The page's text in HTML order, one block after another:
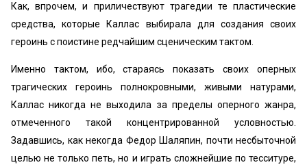
Как, впрочем, и приличествуют трагедии те пластические
средства, которые Каллас выбирала для создания своих
героинь с поистине редчайшим сценическим тактом.
Именно тактом, ибо, стараясь показать своих оперных
трагических героинь полнокровными, живыми натурами,
Каллас никогда не выходила за пределы оперного жанра,
отмеченного такой концентрированной условностью.
Задавшись, как некогда Федор Шаляпин, почти несбыточной
целью не только петь, но и играть сложнейшие по тесситуре,